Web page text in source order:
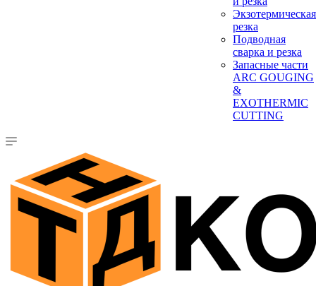
Экзотермическая
резка
Подводная
сварка и резка
Запасные части
ARC GOUGING
&
EXOTHERMIC
CUTTING